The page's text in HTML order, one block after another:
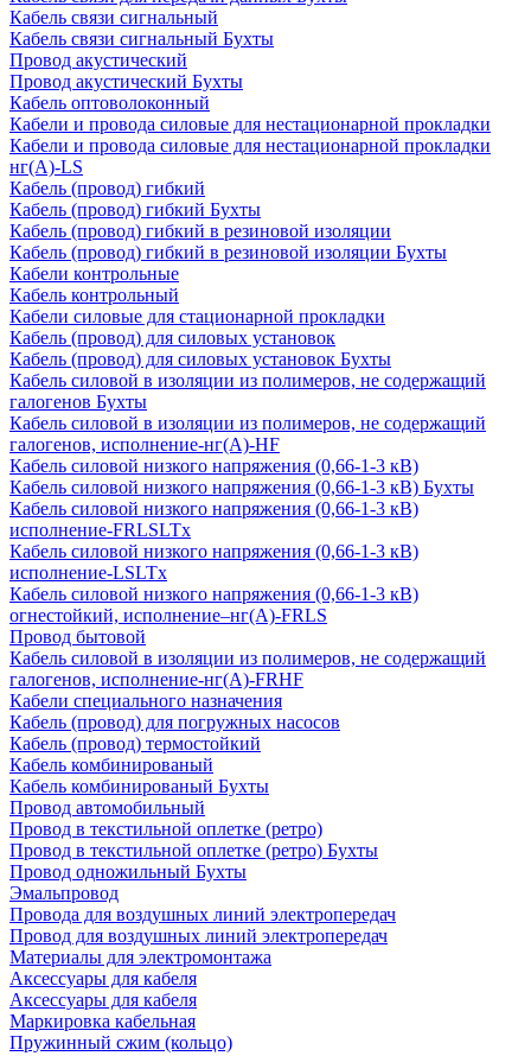
Кабель связи сигнальный
Кабель связи сигнальный Бухты
Провод акустический
Провод акустический Бухты
Кабель оптоволоконный
Кабели и провода силовые для нестационарной прокладки
Кабели и провода силовые для нестационарной прокладки
нг(А)-LS
Кабель (провод) гибкий
Кабель (провод) гибкий Бухты
Кабель (провод) гибкий в резиновой изоляции
Кабель (провод) гибкий в резиновой изоляции Бухты
Кабели контрольные
Кабель контрольный
Кабели силовые для стационарной прокладки
Кабель (провод) для силовых установок
Кабель (провод) для силовых установок Бухты
Кабель силовой в изоляции из полимеров, не содержащий
галогенов Бухты
Кабель силовой в изоляции из полимеров, не содержащий
галогенов, исполнение-нг(А)-HF
Кабель силовой низкого напряжения (0,66-1-3 кВ)
Кабель силовой низкого напряжения (0,66-1-3 кВ) Бухты
Кабель силовой низкого напряжения (0,66-1-3 кВ)
исполнение-FRLSLTx
Кабель силовой низкого напряжения (0,66-1-3 кВ)
исполнение-LSLTx
Кабель силовой низкого напряжения (0,66-1-3 кВ)
огнестойкий, исполнение–нг(А)-FRLS
Провод бытовой
Кабель силовой в изоляции из полимеров, не содержащий
галогенов, исполнение-нг(А)-FRHF
Кабели специального назначения
Кабель (провод) для погружных насосов
Кабель (провод) термостойкий
Кабель комбинированый
Кабель комбинированый Бухты
Провод автомобильный
Провод в текстильной оплетке (ретро)
Провод в текстильной оплетке (ретро) Бухты
Провод одножильный Бухты
Эмальпровод
Провода для воздушных линий электропередач
Провод для воздушных линий электропередач
Материалы для электромонтажа
Аксессуары для кабеля
Аксессуары для кабеля
Маркировка кабельная
Пружинный сжим (кольцо)